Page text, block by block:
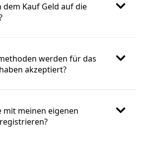
dem Kauf Geld auf die
werden für das
akzeptiert?
mit meinen eigenen